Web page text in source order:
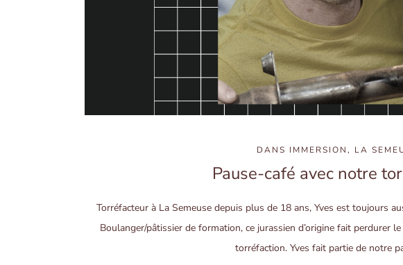
DANS IMMERSION, LA
Pause-café avec notre
Torréfacteur à La Semeuse depuis plus de 18 ans, Yves est toujours
Boulanger/pâtissier de formation, ce jurassien d’origine fait perdurer
torréfaction. Yves fait partie de notre